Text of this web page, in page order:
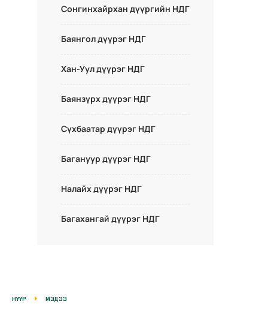
Сонгинхайрхан дүүргийн НДГ
Баянгол дүүрэг НДГ
Хан-Уул дүүрэг НДГ
Баянзүрх дүүрэг НДГ
Сүхбаатар дүүрэг НДГ
Багануур дүүрэг НДГ
Налайх дүүрэг НДГ
Багахангай дүүрэг НДГ
НҮҮР МЭДЭЭ